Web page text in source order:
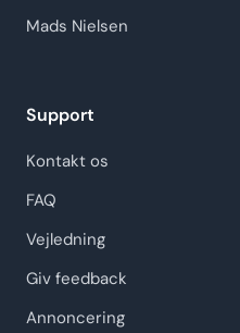
Mads Nielsen
Support
Kontakt os
FAQ
Vejledning
Giv feedback
Annoncering